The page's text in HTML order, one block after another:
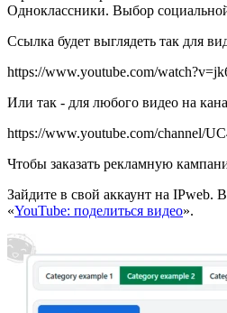
Одноклассники. Выбор
Ссылка будет выглядеть так для
https://www.youtube.com/
Или так - для любого видео на
https://www.youtube.com/channel/
Чтобы заказать рекламную
Зайдите в свой аккаунт на
«YouTube: поделиться видео».